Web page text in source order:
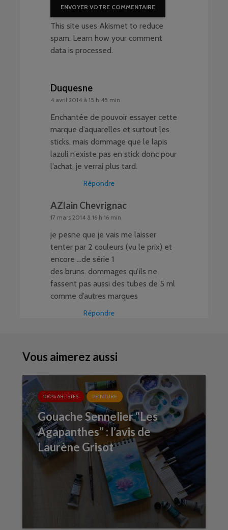
This site uses Akismet to reduce
spam. Learn how your comment
data is processed.
Duquesne
4 avril 2014 à 15 h 45 min
Enchantée de pouvoir essayer cette
marque d’aquarelles et surtout les
sticks, mais dommage que le lapis
lazuli n’existe pas en stick donc pour
l’achat, je verrai plus tard.
Répondre
AZlain Chevrignac
17 mars 2014 à 16 h 16 min
je pesne que je vais me laisser
tenter par 2 couleurs (vu le prix) et
encore …de série 1
des bruns. dommages qu’ils ne
fassent pas aussi des tubes de 5 ml
comme d’autres marques
Répondre
Vous aimerez aussi
100% ARTISTES PEINTURE
Gouache Sennelier “Les
Agapanthes” : l’avis de
Laurène Grisot